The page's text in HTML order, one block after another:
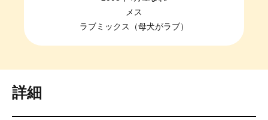
メス
ラブミックス（母犬がラブ）
詳細